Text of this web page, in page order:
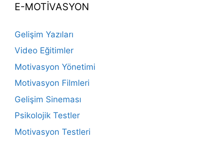
E-MOTİVASYON
Gelişim Yazıları
Video Eğitimler
Motivasyon Yönetimi
Motivasyon Filmleri
Gelişim Sineması
Psikolojik Testler
Motivasyon Testleri